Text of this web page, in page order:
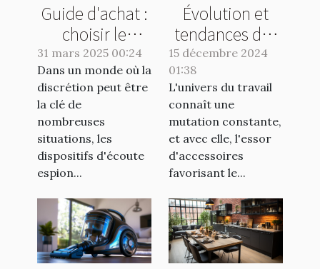
Guide d'achat :
choisir le
meilleur
dispositif
d'écoute espion
31 mars 2025 00:24
Dans un monde où la
discrétion peut être
la clé de
nombreuses
situations, les
dispositifs d'écoute
espion...
Évolution et
tendances des
tapis de marche
de bureau pour
2024
15 décembre 2024
01:38
L'univers du travail
connaît une
mutation constante,
et avec elle, l'essor
d'accessoires
favorisant le...